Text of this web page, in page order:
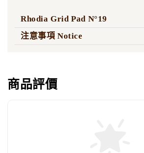
Rhodia Grid Pad N°19
注意事項 Notice
商品評價